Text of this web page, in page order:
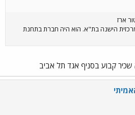
ארז
הישנה בת"א. הוא היה חברת בתחנת
שכיר קבוע בסניף אגד תל אביב